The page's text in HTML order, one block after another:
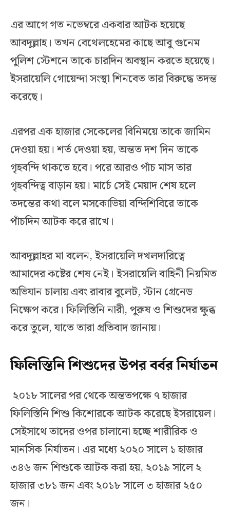
এর আগে গত নভেম্বরে একবার আটক হয়েছে
আবদুল্লাহ। তখন বেথেলহেমের কাছে আবু গুনেম
পুলিশ স্টেশনে তাকে চারদিন অবস্থান করতে হয়েছে।
ইসরায়েলি গোয়েন্দা সংস্থা শিনবেত তার বিরুদ্ধে তদন্ত
করেছে।
এরপর এক হাজার সেকেলের বিনিময়ে তাকে জামিন
দেওয়া হয়। শর্ত দেওয়া হয়, অন্তত দশ দিন তাকে
গৃহবন্দি থাকতে হবে। পরে আরও পাঁচ মাস তার
গৃহবন্দিত্ব বাড়ান হয়। মার্চে সেই মেয়াদ শেষ হলে
তদন্তের কথা বলে মসকোভিয়া বন্দিশিবিরে তাকে
পাঁচদিন আটক করে রাখে।
আবদুল্লাহর মা বলেন, ইসরায়েলি দখলদারিত্বে
আমাদের কষ্টের শেষ নেই। ইসরায়েলি বাহিনী নিয়মিত
অভিযান চালায় এবং রাবার বুলেট, স্টান গ্রেনেড
নিক্ষেপ করে। ফিলিস্তিনি নারী, পুরুষ ও শিশুদের ক্ষুব্ধ
করে তুলে, যাতে তারা প্রতিবাদ জানায়।
ফিলিস্তিনি শিশুদের উপর বর্বর নির্যাতন
২০১৮ সালের পর থেকে অন্ততপক্ষে ৭ হাজার
ফিলিস্তিনি শিশু কিশোরকে আটক করেছে ইসরায়েল।
সেইসাথে তাদের ওপর চালানো হচ্ছে শারীরিক ও
মানসিক নির্যাতন। এর মধ্যে ২০২০ সালে ১ হাজার
৩৪৬ জন শিশুকে আটক করা হয়, ২০১৯ সালে ২
হাজার ৩৮১ জন এবং ২০১৮ সালে ৩ হাজার ২৫০
জন।